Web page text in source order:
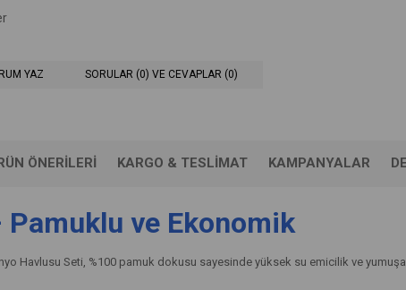
YAZ SORULAR (0) VE CEVAPLAR (0)
ÖNERILERI KARGO & TESLIMAT KAMPANYALAR
Pamuklu ve Ekonomik
Havlusu Seti, %100 pamuk dokusu sayesinde yüksek su emicilik ve